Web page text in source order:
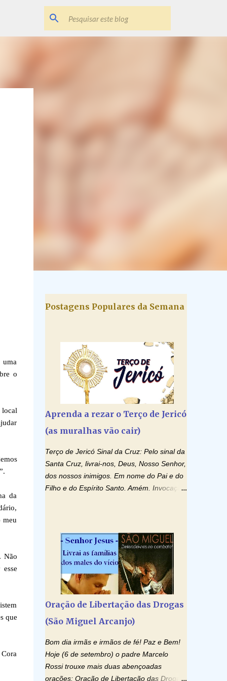
uma
o
local
da
meu
Não
que
Postagens Populares da Semana
Aprenda a rezar o Terço de Jericó
(as muralhas vão cair)
Terço de Jericó Sinal da Cruz: Pelo sinal da
Santa Cruz, livrai-nos, Deus, Nosso Senhor,
dos nossos inimigos. Em nome do Pai e do
Filho e do Espírito Santo. Amém. Invocação
o vosso Espírito e tudo será criado. E
renovareis a face da terra. Oremos: Ó
Deus, que instruístes os corações dos
vossos fiéis com a luz do Espírito Santo,
fazei que apreciemos retamente todas as
gozemos sempre da sua consolação. Por
Cristo, Senhor Nosso. Amém. Creio: Creio
céu e da terra; e em Jesus Cristo, seu único
Filho, nosso Senhor; que foi concebido pelo
poder do Espí­rito Santo; nasceu da Virgem
Oração de Libertação das Drogas
(São Miguel Arcanjo)
Bom dia irmãs e irmãos de fé! Paz e Bem!
Hoje (6 de setembro) o padre Marcelo
Rossi trouxe mais duas abençoadas
orações: Oração de Libertação das Drogas